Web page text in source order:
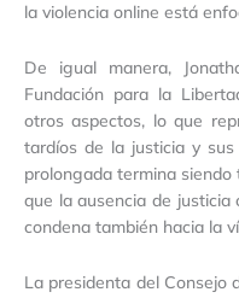
la violencia online está
De igual manera,
Fundación para la
otros aspectos, lo que
tardíos de la justicia y
prolongada termina
que la ausencia de justicia
condena también hacia la
La presidenta del Consejo